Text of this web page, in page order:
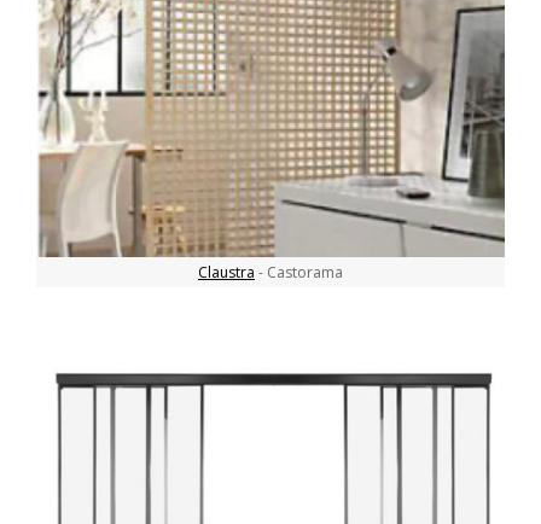
Claustra - Castorama